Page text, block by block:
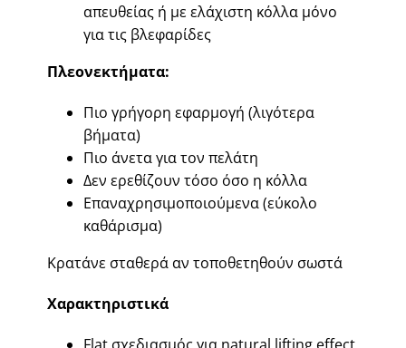
απευθείας ή με ελάχιστη κόλλα μόνο
για τις βλεφαρίδες
Πλεονεκτήματα:
Πιο γρήγορη εφαρμογή (λιγότερα
βήματα)
Πιο άνετα για τον πελάτη
Δεν ερεθίζουν τόσο όσο η κόλλα
Επαναχρησιμοποιούμενα (εύκολο
καθάρισμα)
Κρατάνε σταθερά αν τοποθετηθούν σωστά
Χαρακτηριστικά